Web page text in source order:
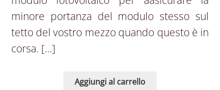
minore portanza del modulo stesso sul
tetto del vostro mezzo quando questo è in
corsa. […]
Aggiungi al carrello